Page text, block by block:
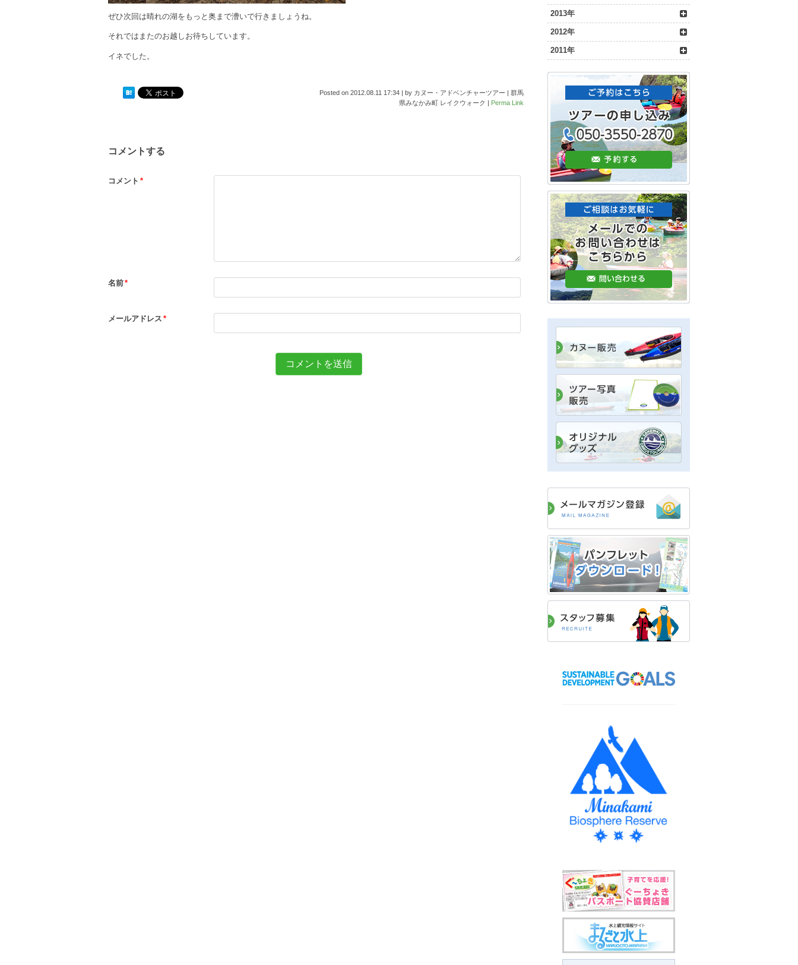
ぜひ次回は晴れの湖をもっと奥まで漕いで行きましょうね。
それではまたのお越しお待ちしています。
イネでした。
Posted on 2012.08.11 17:34 | by カヌー・アドベンチャーツアー | 群馬
県みなかみ町 レイクウォーク | Perma Link
コメントする
コメント *
名前*
メールアドレス *
2013年
2012年
2011年